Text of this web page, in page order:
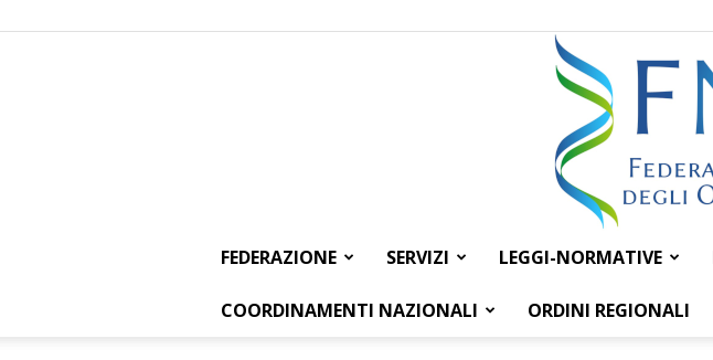
FEDERAZIONE SERVIZI LEGGI-NORMATIVE
COORDINAMENTI NAZIONALI ORDINI REGIONALI